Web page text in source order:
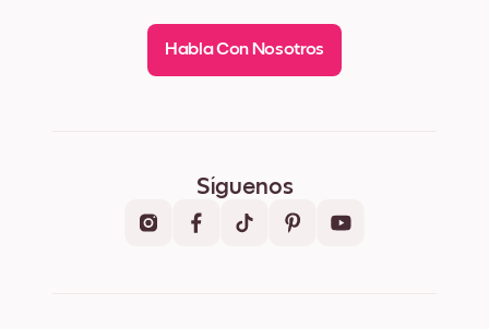
Habla Con Nosotros
Síguenos